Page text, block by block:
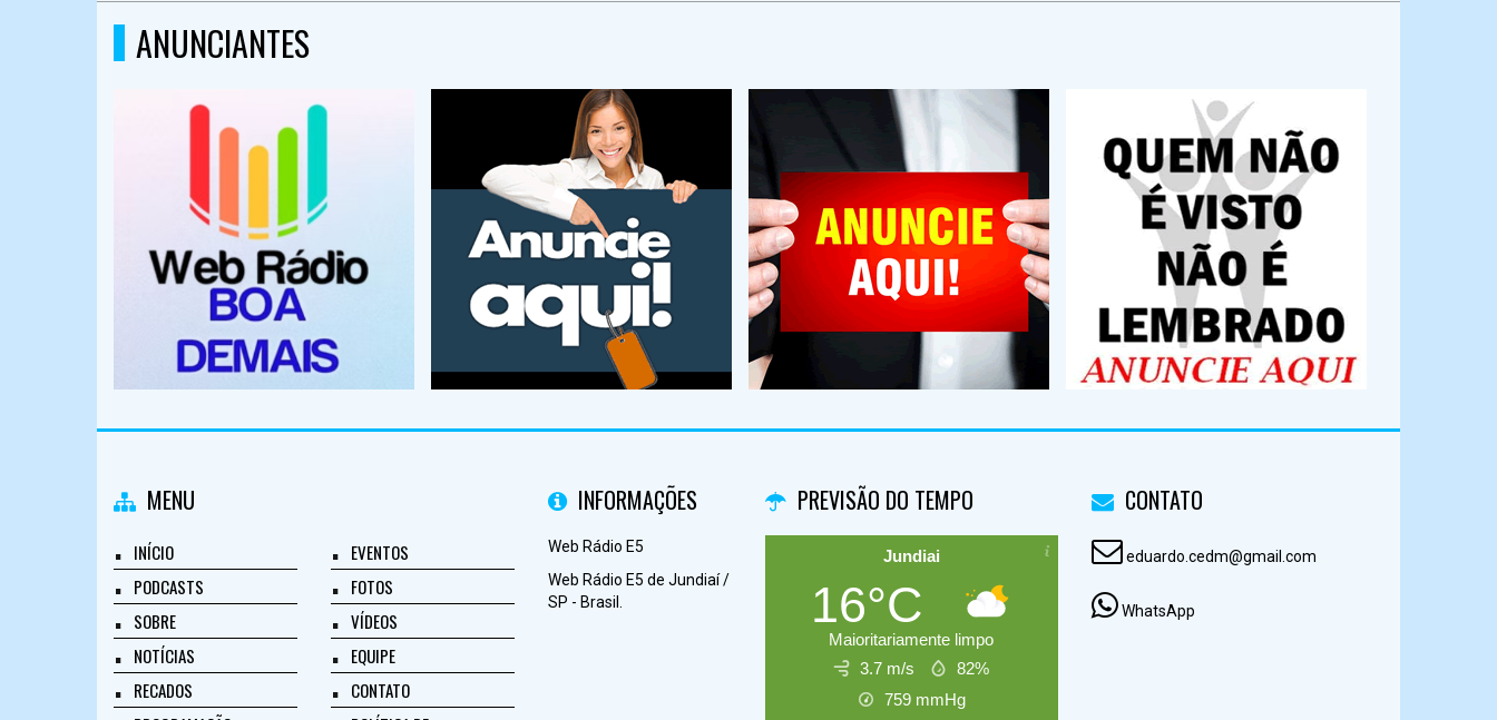
ANUNCIANTES
MENU
INÍCIO
PODCASTS
SOBRE
NOTÍCIAS
RECADOS
EVENTOS
FOTOS
VÍDEOS
EQUIPE
CONTATO
INFORMAÇÕES
Web Rádio E5
Web Rádio E5 de Jundiaí /
SP - Brasil.
PREVISÃO DO TEMPO
Jundiai
16°C
Maioritariamente limpo
3.7 m/s
82%
759 mmHg
CONTATO
eduardo.cedm@gmail.com
WhatsApp